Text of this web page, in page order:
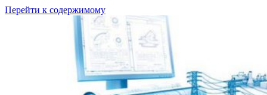
Перейти к содержимому